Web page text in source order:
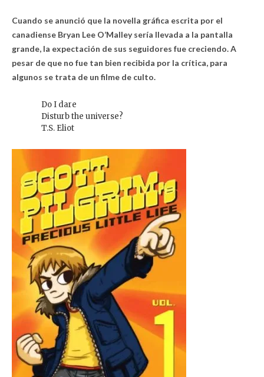
Cuando se anunció que la novella gráfica escrita por el
canadiense Bryan Lee O’Malley sería llevada a la pantalla
grande, la expectación de sus seguidores fue creciendo. A
pesar de que no fue tan bien recibida por la crítica, para
algunos se trata de un filme de culto.
Do I dare
Disturb the universe?
T.S. Eliot